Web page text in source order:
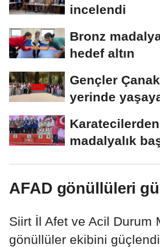
incelendi
Bronz
hedef altın
Gençler
yerinde
madalyalık
AFAD gönüllüleri
Siirt İl Afet ve Acil Durum
gönüllüler ekibini